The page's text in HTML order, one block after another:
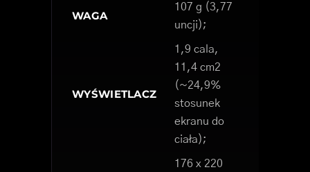
WAGA
107 g (3,77
uncji);
WYŚWIETLACZ
1,9 cala,
11,4 cm2
(~24,9%
stosunek
ekranu do
ciała);
176 x 220